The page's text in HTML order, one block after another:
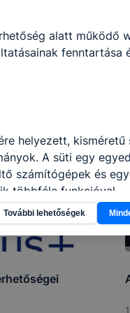
alatt működő
fenntartása
helyezett, kisméretű
A süti egy
számítógépek és
többféle funkcióval
megjegyzik a
a
növelése érdekében.
További lehetőségek